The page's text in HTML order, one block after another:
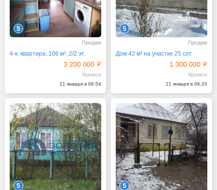
5
Продам
4-к. квартира, 106 м², 2/2 эт.
3 200 000
Крымск
21 января в 06:54
5
Продам
Дом 42 м² на участке 25 сот.
1 300 000
Крымск
21 января в 06:20
5 5